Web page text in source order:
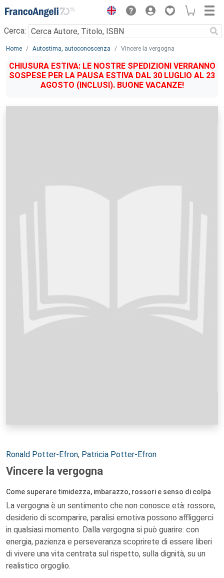
Menu
Cerca:
Main content
Home Autostima, autoconoscenza Vincere la vergogna
CHIUSURA ESTIVA: LE NOSTRE SPEDIZIONI VERRANNO
SOSPESE PER LA PAUSA ESTIVA DAL 30 LUGLIO AL 23
AGOSTO (INCLUSI). BUONE VACANZE!
Autori:
Ronald Potter-Efron, Patricia Potter-Efron
Vincere la vergogna
Come superare timidezza, imbarazzo, rossori e senso di colpa
La vergogna è un sentimento che non conosce età: rossore,
desiderio di scomparire, paralisi emotiva possono affliggerci
in qualsiasi momento. Dalla vergogna si può guarire: con
energia, pazienza e perseveranza scoprirete di essere liberi
di vivere una vita centrata sul rispetto, sulla dignità, su un
realistico orgoglio.